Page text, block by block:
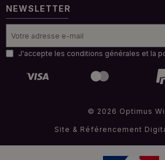
NEWSLETTER
J'accepte les conditions générales et la
© 2026 Optimus
Site & Référencement